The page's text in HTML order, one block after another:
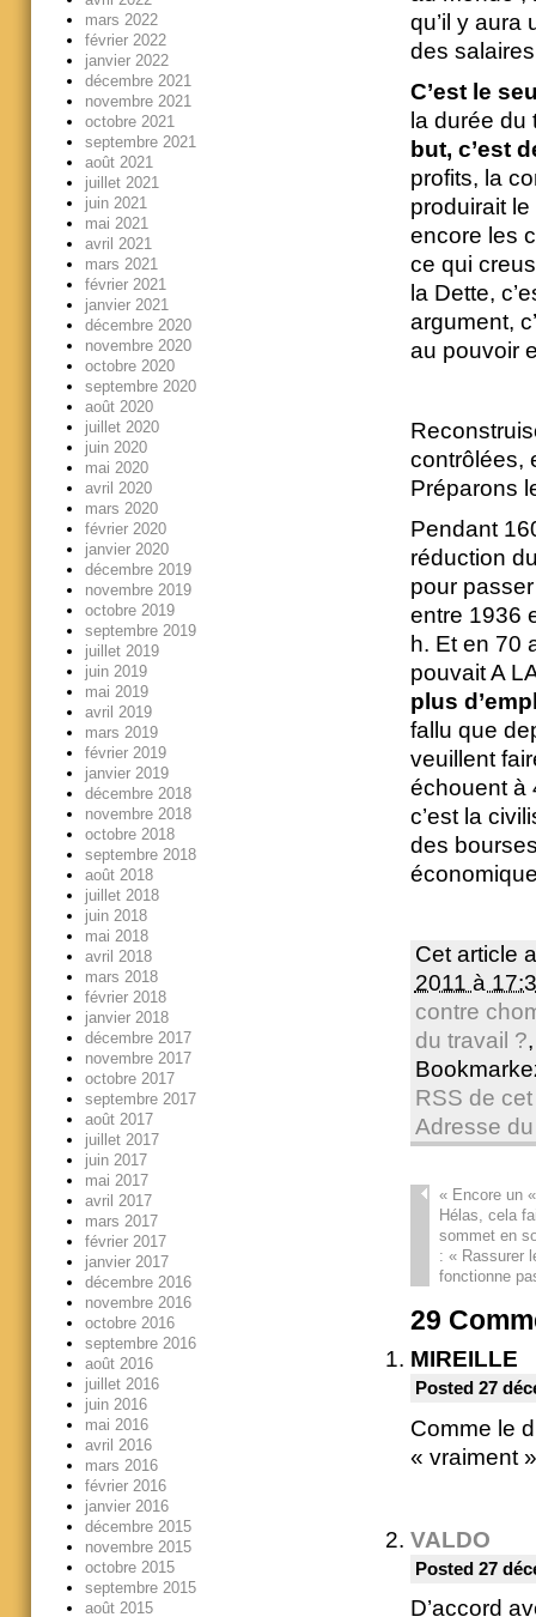
qu’il y aura
des
C’est le
la durée du
but, c’est
profits, la
produirait
encore les
ce qui
la Dette,
argument,
au pouvoir
contrôlées,
Préparons
Pendant
réduction
pour
entre 1936
h. Et en 70
pouvait A
plus
fallu que
veuillent
échouent à
c’est la
des
Cet article
2011 à
contre
du travail ?
RSS de
Adresse
«Encore un
Hélas, cela
sommet en
: « Rassurer
fonctionne
29
MIREILLE
Posted 27
Comme le
« vraiment
VALDO
Posted 27
D’accord
mars 2022
février 2022
janvier 2022
décembre 2021
novembre 2021
octobre 2021
septembre 2021
août 2021
juillet 2021
juin 2021
mai 2021
avril 2021
mars 2021
février 2021
janvier 2021
décembre 2020
novembre 2020
octobre 2020
septembre 2020
août 2020
juillet 2020
juin 2020
mai 2020
avril 2020
mars 2020
février 2020
janvier 2020
décembre 2019
novembre 2019
octobre 2019
septembre 2019
juillet 2019
juin 2019
mai 2019
avril 2019
mars 2019
février 2019
janvier 2019
décembre 2018
novembre 2018
octobre 2018
septembre 2018
août 2018
juillet 2018
juin 2018
mai 2018
avril 2018
mars 2018
février 2018
janvier 2018
décembre 2017
novembre 2017
octobre 2017
septembre 2017
août 2017
juillet 2017
juin 2017
mai 2017
avril 2017
mars 2017
février 2017
janvier 2017
décembre 2016
novembre 2016
octobre 2016
septembre 2016
août 2016
juillet 2016
juin 2016
mai 2016
avril 2016
mars 2016
février 2016
janvier 2016
décembre 2015
novembre 2015
octobre 2015
septembre 2015
août 2015